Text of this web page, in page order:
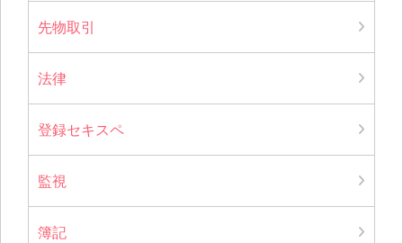
先物取引
法律
登録セキスペ
監視
簿記